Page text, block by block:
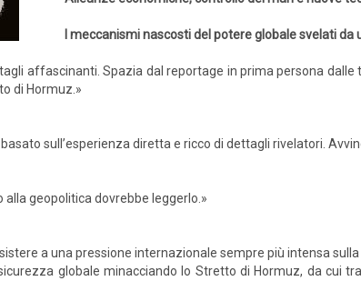
I meccanismi nascosti del potere globale svelati
affascinanti. Spazia dal reportage in prima persona dalle
di Hormuz.»
sull’esperienza diretta e ricco di dettagli rivelatori.
alla geopolitica dovrebbe leggerlo.»
a una pressione internazionale sempre più intensa
globale minacciando lo Stretto di Hormuz, da cui